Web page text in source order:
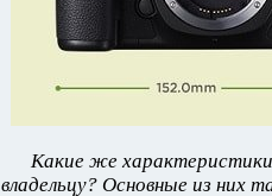
Какие же
владельцу? Основные из них